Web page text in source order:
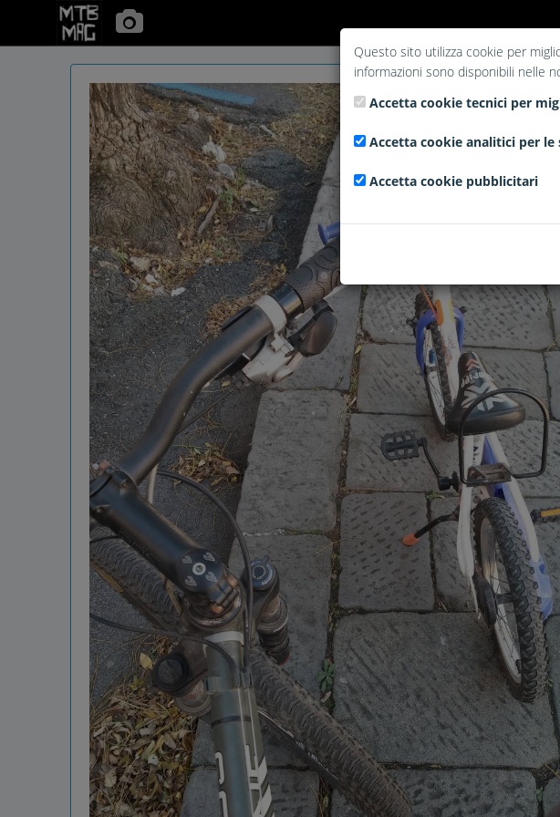
Questo sito utilizza cookie per
informazioni sono disponibili nelle
Accetta cookie tecnici per
Accetta cookie analitici per le
Accetta cookie pubblicitari